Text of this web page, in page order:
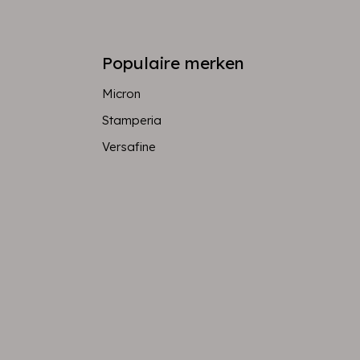
Populaire merken
Micron
Stamperia
Versafine